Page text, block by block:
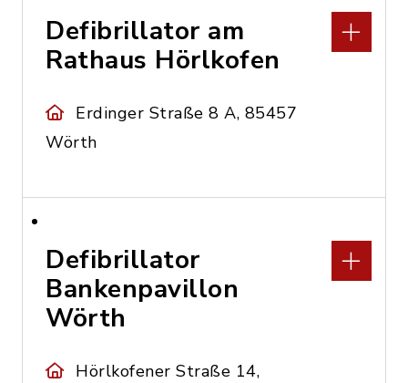
Defibrillator am
Rathaus Hörlkofen
Erdinger Straße 8 A, 85457
Wörth
Defibrillator
Bankenpavillon
Wörth
Hörlkofener Straße 14,